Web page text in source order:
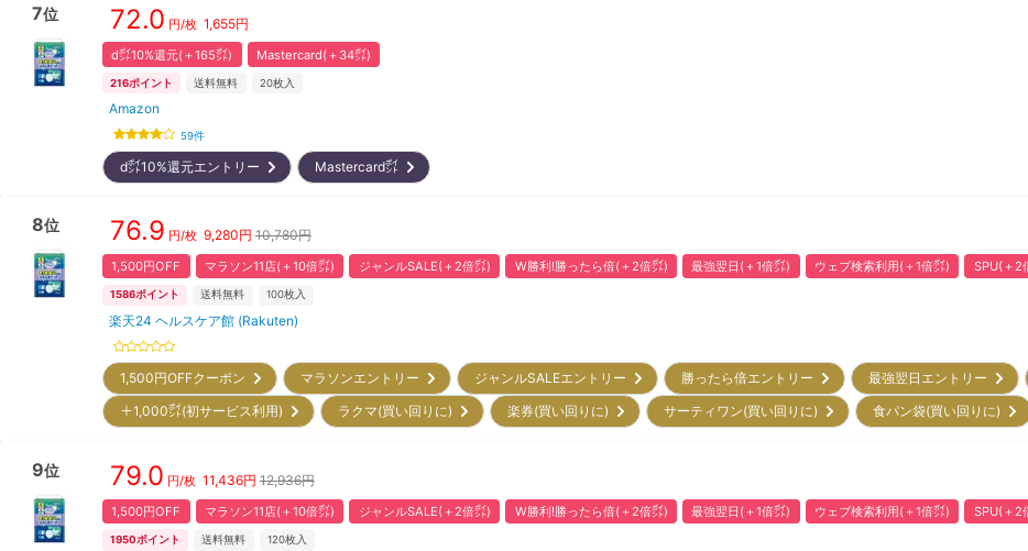
7位 72.0 円/枚 1,655円
d㌽10%還元(＋165㌽) Mastercard(＋34㌽)
216ポイント 送料無料 20枚入
Amazon
59件
d㌽10%還元エントリー Mastercard㌽
8位 76.9 円/枚 9,280円 10,780円
1,500円OFF マラソン11店(＋10倍㌽) ジャンルSALE(＋2倍㌽) W勝利!勝ったら倍(＋2倍㌽) 最強翌日(＋1倍㌽) ウェブ検索利用(＋1倍㌽) SPU(＋2
1586ポイント 送料無料 100枚入
楽天24 ヘルスケア館 (Rakuten)
1,500円OFFクーポン マラソンエントリー ジャンルSALEエントリー 勝ったら倍エントリー 最強翌日エントリー
＋1,000㌽(初サービス利用)
ラクマ(買い回りに) 楽券(買い回りに) サーティワン(買い回りに) 食パン袋(買い回りに)
9位 79.0 円/枚 11,436円 12,936円
1,500円OFF マラソン11店(＋10倍㌽) ジャンルSALE(＋2倍㌽) W勝利!勝ったら倍(＋2倍㌽) 最強翌日(＋1倍㌽) ウェブ検索利用(＋1倍㌽) SPU(＋2
1950ポイント 送料無料 120枚入